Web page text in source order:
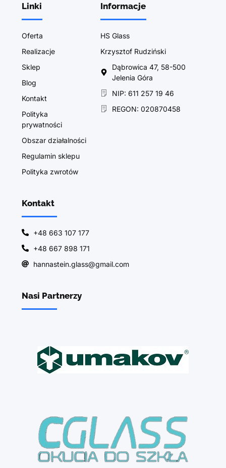
Linki
Oferta
Realizacje
Sklep
Blog
Kontakt
Polityka
prywatności
Obszar działalności
Regulamin sklepu
Polityka zwrotów
Informacje
HS Glass
Krzysztof Rudziński
Dąbrowica 47, 58-500
Jelenia Góra
NIP: 611 257 19 46
REGON: 020870458
Kontakt
+48 663 107 177
+48 667 898 171
hannastein.glass@gmail.com
Nasi Partnerzy